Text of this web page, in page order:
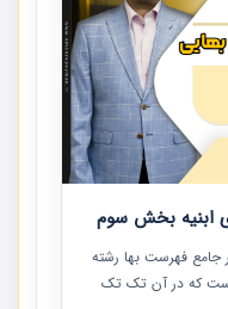
ابنیه بخش سوم
جامع فهرست بها رشته
است که در آن تک تک